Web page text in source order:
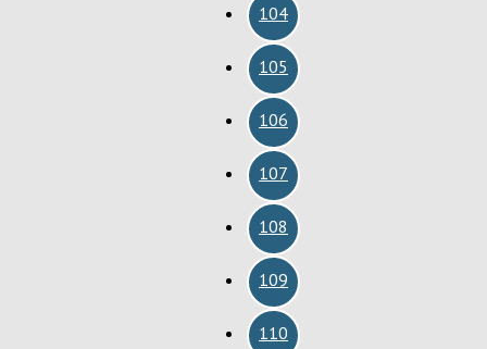
104
105
106
107
108
109
110